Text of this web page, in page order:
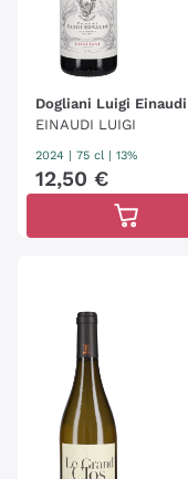
Dogliani Luigi Einaudi
EINAUDI LUIGI
2024 | 75 cl | 13%
12,50 €